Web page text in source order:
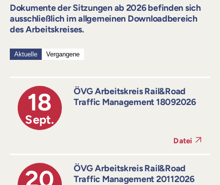
Dokumente der Sitzungen ab 2026 befinden sich
ausschließlich im allgemeinen Downloadbereich
des Arbeitskreises.
Aktuelle Vergangene
18
Sept.
ÖVG Arbeitskreis Rail&Road
Traffic Management 18092026
Datei
20
ÖVG Arbeitskreis Rail&Road
Traffic Management 20112026